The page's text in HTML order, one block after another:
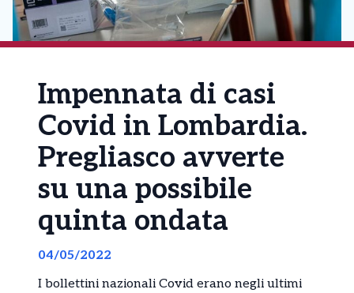
Impennata di casi
Covid in Lombardia.
Pregliasco avverte
su una possibile
quinta ondata
04/05/2022
I bollettini nazionali Covid erano negli ultimi